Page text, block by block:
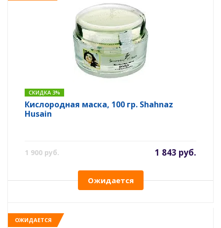
СКИДКА 3%
Кислородная маска, 100 гр. Shahnaz
Husain
1 900 руб. 1 843 руб.
Ожидается
ОЖИДАЕТСЯ